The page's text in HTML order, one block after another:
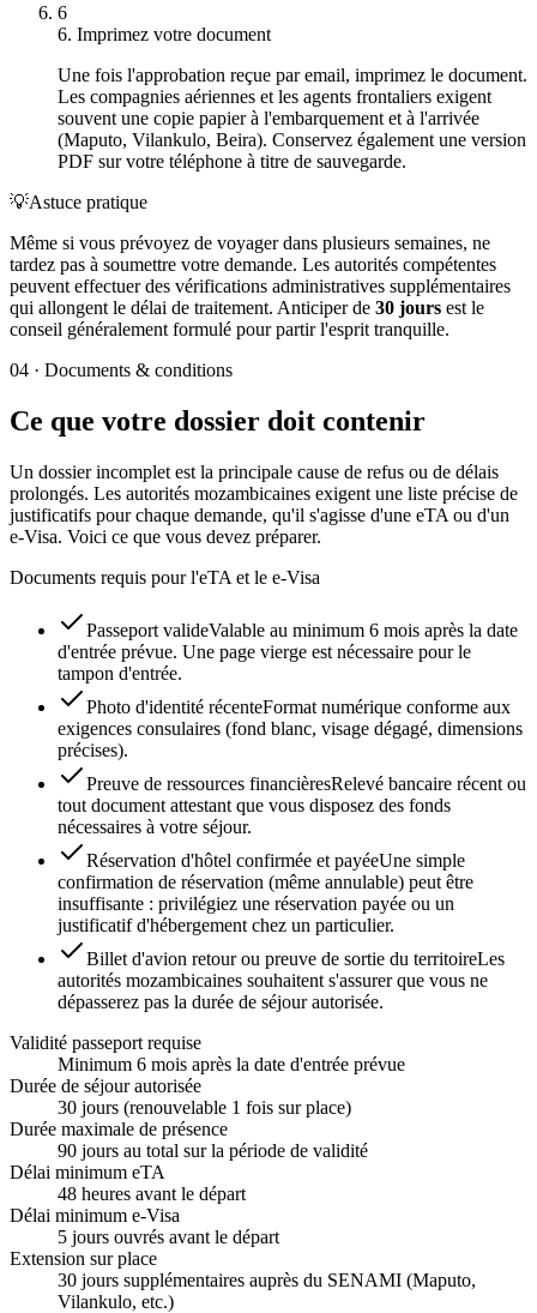
6
6. Imprimez votre document
Une fois l'approbation reçue par email, imprimez le document.
Les compagnies aériennes et les agents frontaliers exigent
souvent une copie papier à l'embarquement et à l'arrivée
(Maputo, Vilankulo, Beira). Conservez également une version
PDF sur votre téléphone à titre de sauvegarde.
💡Astuce pratique
Même si vous prévoyez de voyager dans plusieurs semaines, ne
tardez pas à soumettre votre demande. Les autorités compétentes
peuvent effectuer des vérifications administratives supplémentaires
qui allongent le délai de traitement. Anticiper de 30 jours est le
conseil généralement formulé pour partir l'esprit tranquille.
04 · Documents & conditions
Ce que votre dossier doit contenir
Un dossier incomplet est la principale cause de refus ou de délais
prolongés. Les autorités mozambicaines exigent une liste précise de
justificatifs pour chaque demande, qu'il s'agisse d'une eTA ou d'un
e-Visa. Voici ce que vous devez préparer.
Documents requis pour l'eTA et le e-Visa
Passeport valideValable au minimum 6 mois après la date
d'entrée prévue. Une page vierge est nécessaire pour le
tampon d'entrée.
Photo d'identité récenteFormat numérique conforme aux
exigences consulaires (fond blanc, visage dégagé, dimensions
précises).
Preuve de ressources financièresRelevé bancaire récent ou
tout document attestant que vous disposez des fonds
nécessaires à votre séjour.
Réservation d'hôtel confirmée et payéeUne simple
confirmation de réservation (même annulable) peut être
insuffisante : privilégiez une réservation payée ou un
justificatif d'hébergement chez un particulier.
Billet d'avion retour ou preuve de sortie du territoireLes
autorités mozambicaines souhaitent s'assurer que vous ne
dépasserez pas la durée de séjour autorisée.
Validité passeport requise
Minimum 6 mois après la date d'entrée prévue
Durée de séjour autorisée
30 jours (renouvelable 1 fois sur place)
Durée maximale de présence
90 jours au total sur la période de validité
Délai minimum eTA
48 heures avant le départ
Délai minimum e-Visa
5 jours ouvrés avant le départ
Extension sur place
30 jours supplémentaires auprès du SENAMI (Maputo,
Vilankulo, etc.)